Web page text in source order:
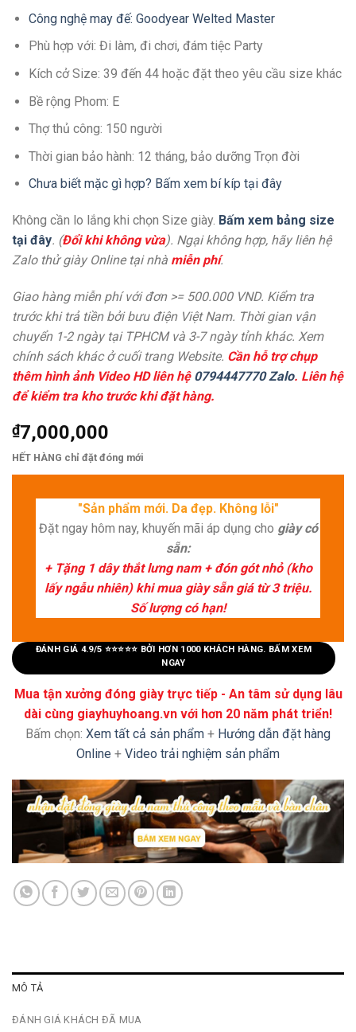
Công nghệ may đế: Goodyear Welted Master
Phù hợp với: Đi làm, đi chơi, đám tiệc Party
Kích cở Size: 39 đến 44 hoặc đặt theo yêu cầu size khác
Bề rộng Phom: E
Thợ thủ công: 150 người
Thời gian bảo hành: 12 tháng, bảo dưỡng Trọn đời
Chưa biết mặc gì hợp? Bấm xem bí kíp tại đây
Không cần lo lắng khi chọn Size giày. Bấm xem bảng size
tại đây. (Đổi khi không vừa). Ngại không hợp, hãy liên hệ
Zalo thử giày Online tại nhà miễn phí.
Giao hàng miễn phí với đơn >= 500.000 VND. Kiểm tra
trước khi trả tiền bởi bưu điện Việt Nam. Thời gian vận
chuyển 1-2 ngày tại TPHCM và 3-7 ngày tỉnh khác. Xem
chính sách khác ở cuối trang Website. Cần hỗ trợ chụp
thêm hình ảnh Video HD liên hệ 0794447770 Zalo. Liên hệ
để kiểm tra kho trước khi đặt hàng.
₫7,000,000
HẾT HÀNG chỉ đặt đóng mới
"Sản phẩm mới. Da đẹp. Không lỗi"
Đặt ngay hôm nay, khuyến mãi áp dụng cho giày có
sẵn:
+ Tặng 1 dây thắt lưng nam + đón gót nhỏ (kho
lấy ngẫu nhiên) khi mua giày sẵn giá từ 3 triệu.
Số lượng có hạn!
ĐÁNH GIÁ 4.9/5 ⭐⭐⭐⭐⭐ BỞI HƠN 1000 KHÁCH HÀNG. BẤM XEM
NGAY
Mua tận xưởng đóng giày trực tiếp - An tâm sử dụng lâu
dài cùng giayhuyhoang.vn với hơn 20 năm phát triển!
Bấm chọn: Xem tất cả sản phẩm + Hướng dẫn đặt hàng
Online + Video trải nghiệm sản phẩm
MÔ TẢ
ĐÁNH GIÁ KHÁCH ĐÃ MUA